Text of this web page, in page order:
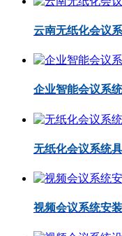
云南无纸化会议
企业智能会议系
无纸化会议系统
视频会议系统安